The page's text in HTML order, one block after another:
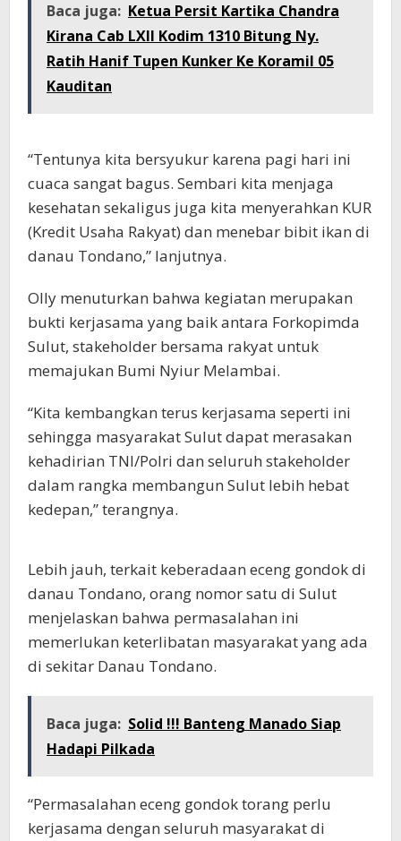
Baca juga: Ketua Persit Kartika Chandra
Kirana Cab LXII Kodim 1310 Bitung Ny.
Ratih Hanif Tupen Kunker Ke Koramil 05
Kauditan
“Tentunya kita bersyukur karena pagi hari ini
cuaca sangat bagus. Sembari kita menjaga
kesehatan sekaligus juga kita menyerahkan KUR
(Kredit Usaha Rakyat) dan menebar bibit ikan di
danau Tondano,” lanjutnya.
Olly menuturkan bahwa kegiatan merupakan
bukti kerjasama yang baik antara Forkopimda
Sulut, stakeholder bersama rakyat untuk
memajukan Bumi Nyiur Melambai.
“Kita kembangkan terus kerjasama seperti ini
sehingga masyarakat Sulut dapat merasakan
kehadirian TNI/Polri dan seluruh stakeholder
dalam rangka membangun Sulut lebih hebat
kedepan,” terangnya.
Lebih jauh, terkait keberadaan eceng gondok di
danau Tondano, orang nomor satu di Sulut
menjelaskan bahwa permasalahan ini
memerlukan keterlibatan masyarakat yang ada
di sekitar Danau Tondano.
Baca juga: Solid !!! Banteng Manado Siap
Hadapi Pilkada
“Permasalahan eceng gondok torang perlu
kerjasama dengan seluruh masyarakat di